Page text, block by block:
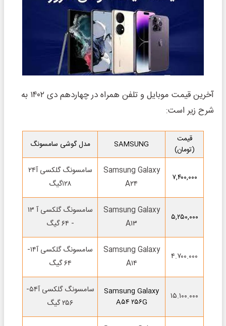
آخرین قیمت موبایل و تلفن همراه در چهاردهم دی ۱۴۰۲ به
شرح زیر است:
قیمت
(تومان)
SAMSUNG مدل گوشی سامسونگ
۷,۴۰۰,۰۰۰
Samsung Galaxy
A۲۴
سامسونگ گلکسی آ۲۴
۱۲۸گیگ
۵,۲۵۰,۰۰۰
Samsung Galaxy
A۱۳
سامسونگ گلکسی آ ۱۳
- ۶۴ گیگ
۴.۷۰۰.۰۰۰
Samsung Galaxy
A۱۴
سامسونگ گلکسی آ۱۴-
۶۴ گیگ
۱۵.۱۰۰.۰۰۰
Samsung Galaxy
A۵۴ ۲۵۶G
سامسونگ گلکسی آ۵۴-
۲۵۶ گیگ